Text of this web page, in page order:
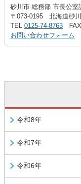
砂川市 総務部 市長公室
〒073-0195 北海道砂
TEL 0125-74-8763 FAX
お問い合わせフォーム
令和8年
令和7年
令和6年